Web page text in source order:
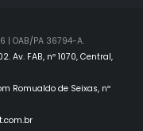
| OAB/PA 36794-A.
Av. FAB, nº 1070, Central,
Romualdo de Seixas, nº